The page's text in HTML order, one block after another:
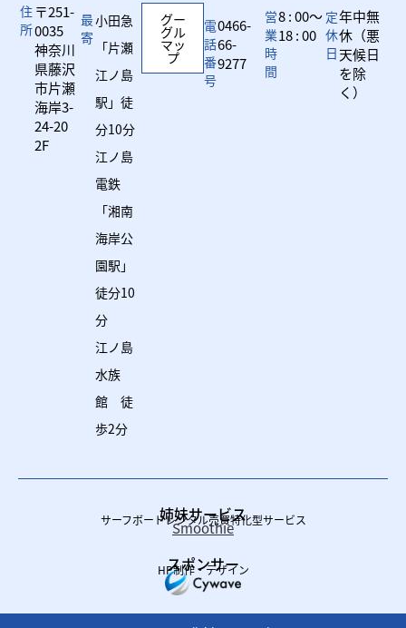
住
所
〒251-
0035
神奈川
県藤沢
市片瀬
海岸3-
24-20
2F
最
寄
小田急
「片瀬
江ノ島
駅」徒
分10分
江ノ島
電鉄
「湘南
海岸公
園駅」
徒分10
分
江ノ島
水族
館 徒
歩2分
グー
グル
マッ
プ
電
話
番
号
0466-
66-
9277
営
業
時
間
8 : 00～
18 : 00
定
休
日
年中無
休（悪
天候日
を除
く）
姉妹サービス
サーフボードレンタル売買特化型サービス
Smoothie
スポンサー
HP制作・デザイン